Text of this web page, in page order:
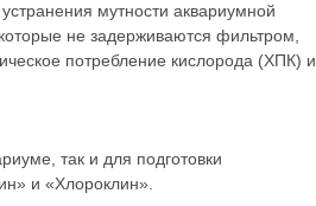
мутности аквариумной
не задерживаются фильтром,
потребление кислорода (ХПК) и
так и для подготовки
и «Хлороклин».